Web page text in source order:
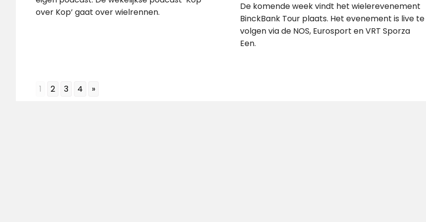
over Kop’ gaat over wielrennen.
De komende week vindt het wielerevenement
BinckBank Tour plaats. Het evenement is live te
volgen via de NOS, Eurosport en VRT Sporza
Een.
1 2 3 4 »